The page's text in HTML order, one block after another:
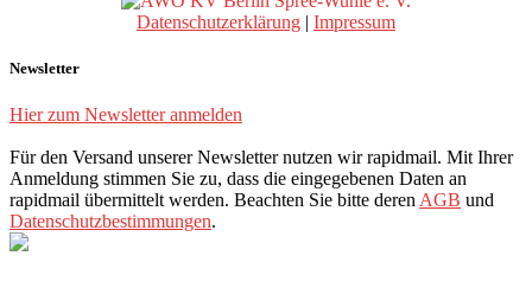
Datenschutzerklärung | Impressum
Newsletter
Hier zum Newsletter anmelden
Für den Versand unserer Newsletter nutzen wir rapidmail. Mit Ihrer
Anmeldung stimmen Sie zu, dass die eingegebenen Daten an
rapidmail übermittelt werden. Beachten Sie bitte derenAGB und
Datenschutzbestimmungen.